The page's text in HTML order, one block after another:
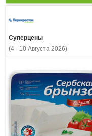
Суперцены
(4 - 10 Августа 2026)